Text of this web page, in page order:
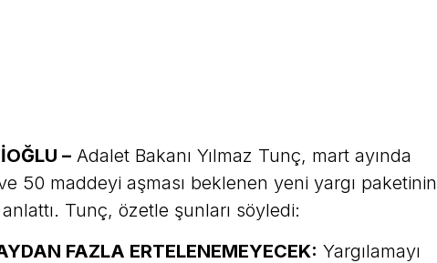
– Adalet Bakanı Yılmaz Tunç, mart ayında
50 maddeyi aşması beklenen yeni yargı paketinin
anlattı. Tunç, özetle şunları söyledi:
FAZLA ERTELENEMEYECEK: Yargılamayı